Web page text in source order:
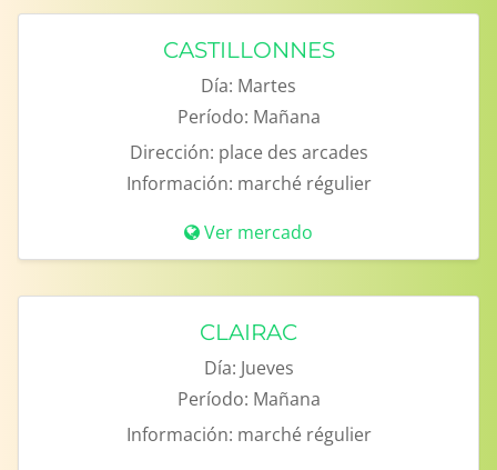
CASTILLONNES
Día: Martes
Período: Mañana
Dirección: place des arcades
Información: marché régulier
Ver mercado
CLAIRAC
Día: Jueves
Período: Mañana
Información: marché régulier